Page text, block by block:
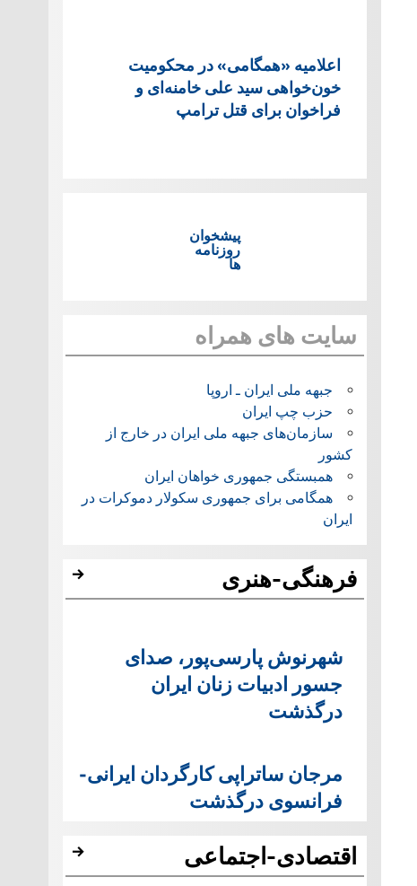
اعلامیه «همگامی» در محکومیت
خون‌خواهی سید علی خامنه‌ای و
فراخوان برای قتل ترامپ
پیشخوان
روزنامه
ها
سایت های همراه
جبهه ملی ایران ـ اروپا
حزب چپ ایران
سازمان‌های جبهه ملی ایران در خارج از
کشور
همبستگی جمهوری خواهان ایران
همگامی برای جمهوری سکولار دموکرات در
ایران
فرهنگی-هنری
شهرنوش پارسی‌پور، صدای
جسور ادبیات زنان ایران
درگذشت
مرجان ساتراپی کارگردان ایرانی-
فرانسوی درگذشت
اقتصادی-اجتماعی